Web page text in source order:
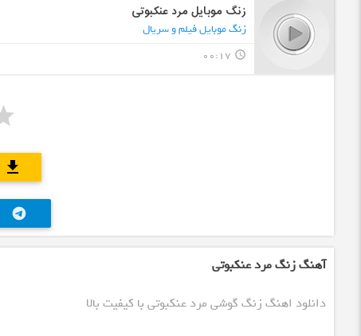
زنگ موبایل مرد عنکبوتی
زنگ موبایل فیلم و سریال
query_builder
00:17
download
telegram
آهنگ زنگ مرد عنکبوتی
دانلود اهنگ زنگ گوشی مرد عنکبوتی با کیفیت بالا